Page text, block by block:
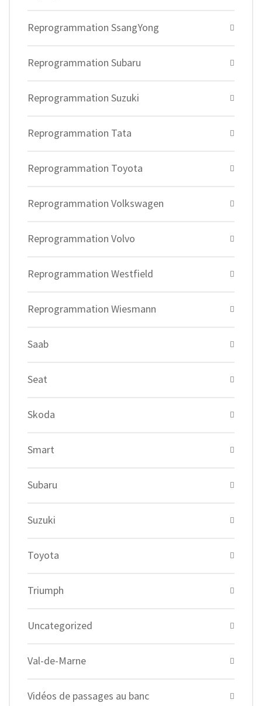
Reprogrammation SsangYong
Reprogrammation Subaru
Reprogrammation Suzuki
Reprogrammation Tata
Reprogrammation Toyota
Reprogrammation Volkswagen
Reprogrammation Volvo
Reprogrammation Westfield
Reprogrammation Wiesmann
Saab
Seat
Skoda
Smart
Subaru
Suzuki
Toyota
Triumph
Uncategorized
Val-de-Marne
Vidéos de passages au banc